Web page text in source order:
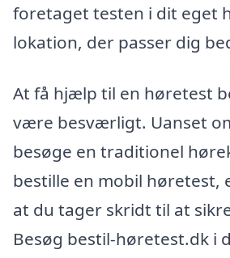
foretaget testen i dit eget
lokation, der passer dig
At få hjælp til en høretest
være besværligt. Uanset
besøge en traditionel
bestille en mobil høretest,
at du tager skridt til at
Besøg bestil-høretest.dk i